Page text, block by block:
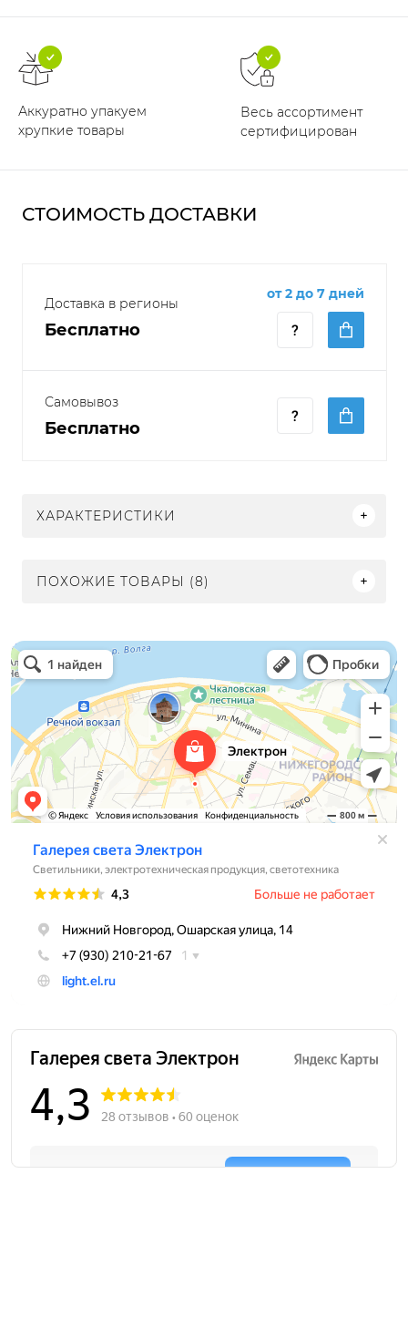
Аккуратно упакуем
хрупкие товары
Весь ассортимент
сертифицирован
СТОИМОСТЬ ДОСТАВКИ
Доставка в регионы
Бесплатно
от 2 до 7 дней
Самовывоз
Бесплатно
ХАРАКТЕРИСТИКИ
ПОХОЖИЕ ТОВАРЫ (8)
Электрон
Светильники в Нижнем Новгороде
Электротехническая продукция в Нижнем Новгороде